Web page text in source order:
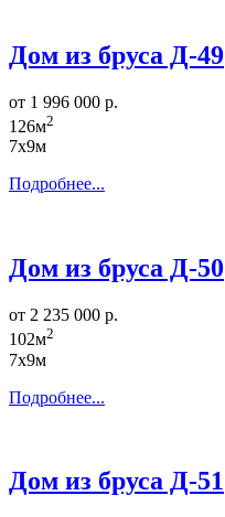
Дом из бруса Д-49
от 1 996 000 р.
126м2
7х9м
Подробнее...
Дом из бруса Д-50
от 2 235 000 р.
102м2
7х9м
Подробнее...
Дом из бруса Д-51